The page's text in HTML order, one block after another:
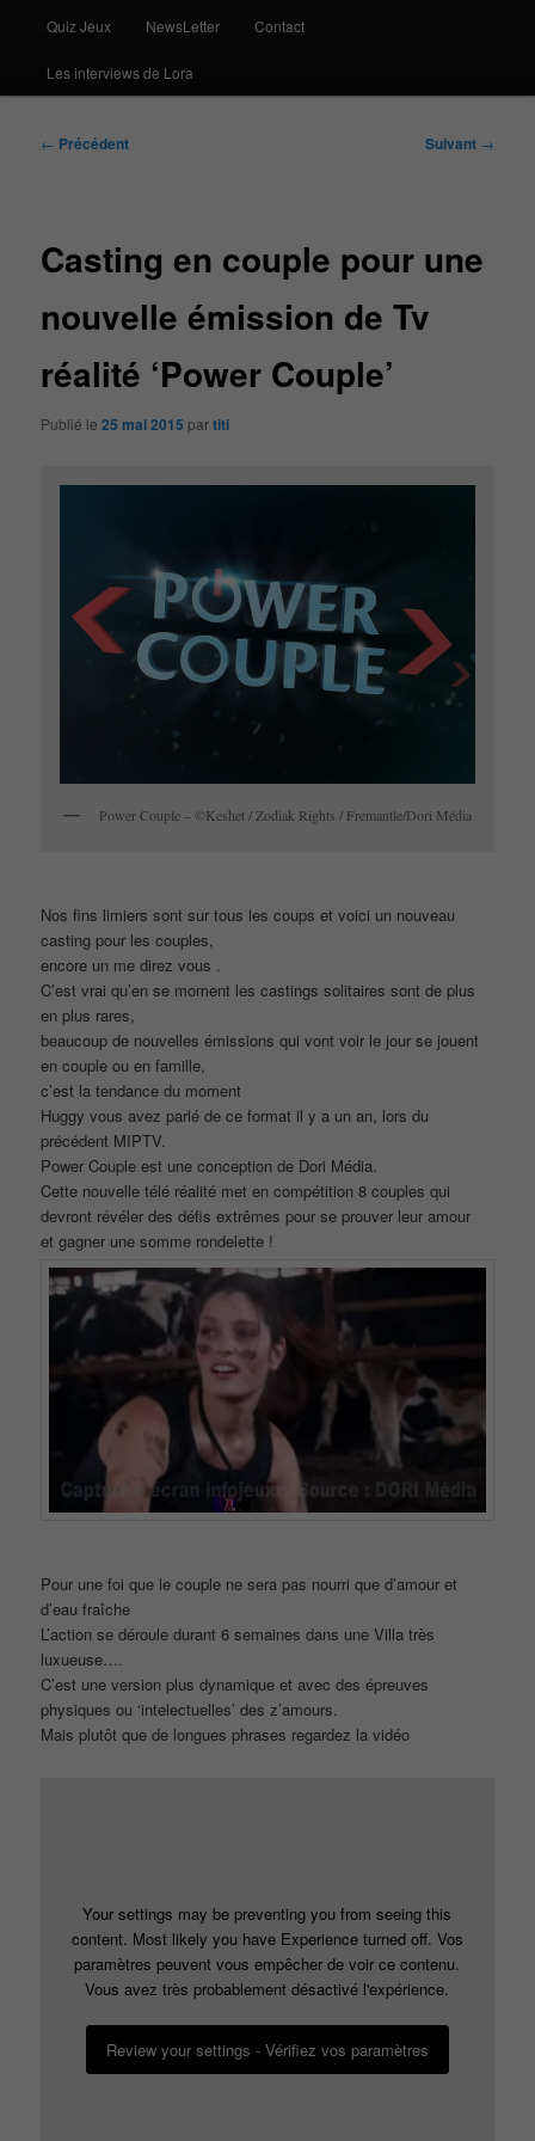
Quiz Jeux NewsLetter Contact
Les interviews de Lora
Navigation
← Précédent Suivant →
Casting en couple pour une
nouvelle émission de Tv
réalité ‘Power Couple’
Publié le25 mai 2015 partiti
Power Couple – ©Keshet / Zodiak Rights / Fremantle/Dori Média
Nos fins limiers sont sur tous les coups et voici un nouveau
casting pour les couples,
encore un me direz vous .
C’est vrai qu’en se moment les castings solitaires sont de plus
en plus rares,
beaucoup de nouvelles émissions qui vont voir le jour se jouent
en couple ou en famille,
c’est la tendance du moment
Huggy vous avez parlé de ce format il y a un an, lors du
précédent MIPTV.
Power Couple est une conception de Dori Média.
Cette nouvelle télé réalité met en compétition 8 couples qui
devront révéler des défis extrêmes pour se prouver leur amour
et gagner une somme rondelette !
Pour une foi que le couple ne sera pas nourri que d’amour et
d’eau fraîche
L’action se déroule durant 6 semaines dans une Villa très
luxueuse….
C’est une version plus dynamique et avec des épreuves
physiques ou ‘intelectuelles’ des z’amours.
Mais plutôt que de longues phrases regardez la vidéo
Your settings may be preventing you from seeing this
content. Most likely you have Experience turned off. Vos
paramètres peuvent vous empêcher de voir ce contenu.
Vous avez très probablement désactivé l'expérience.
Review your settings - Vérifiez vos paramètres